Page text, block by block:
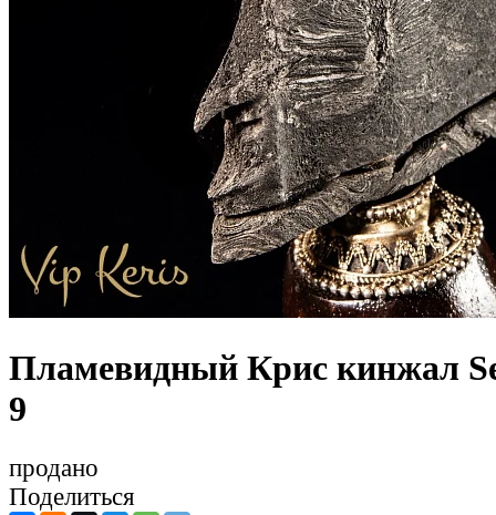
Пламевидный Крис кинжал
9
продано
Поделиться